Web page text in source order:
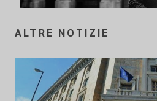
ALTRE NOTIZIE